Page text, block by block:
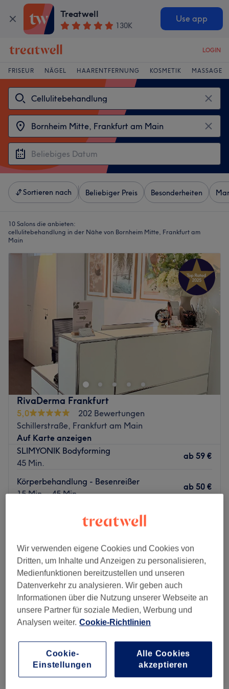
Treatwell
130K
Use app
LOGIN
FRISEUR NÄGEL HAARENTFERNUNG KOSMETIK MASSAGE
Sortieren nach Beliebiger Preis Besonderheiten
10 Salons die anbieten:
cellulitebehandlung in der Nähe von Bornheim Mitte, Frankfurt am
Main
RivaDerma Frankfurt
5,0
202 Bewertungen
Schillerstraße, Frankfurt am Main
Auf Karte anzeigen
SLIMYONIK Bodyforming
45 Min.
ab 59 €
Körperbehandlung - Besenreißer
15 Min. - 45 Min.
ab 50 €
Dienstag
10:00– 19:00
Mittwoch
10:00–19:00
Donnerstag
10:00–19:00
Freitag
10:00–19:00
Samstag
10:00–20:00
Sonntag
Geschlossen
Frankfurt am Main kannst du dir die lästigen Haare
dauerhaft entfernen lassen, und dabei völlig schmerzarm.
Wir verwenden eigene Cookies und Cookies von
Dritten, um Inhalte und Anzeigen zu personalisieren,
Medienfunktionen bereitzustellen und unseren
Datenverkehr zu analysieren. Wir geben auch
Informationen über die Nutzung unserer Webseite an
unsere Partner für soziale Medien, Werbung und
Analysen weiter. Cookie-Richtlinien
Cookie-
Einstellungen
Alle Cookies
akzeptieren